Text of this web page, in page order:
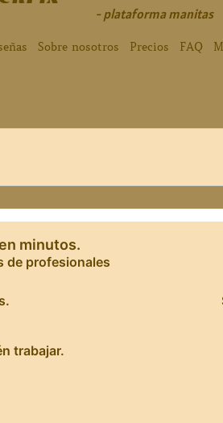
- plataforma manitas
Sobre nosotros Precios FAQ
minutos.
de profesionales
trabajar.